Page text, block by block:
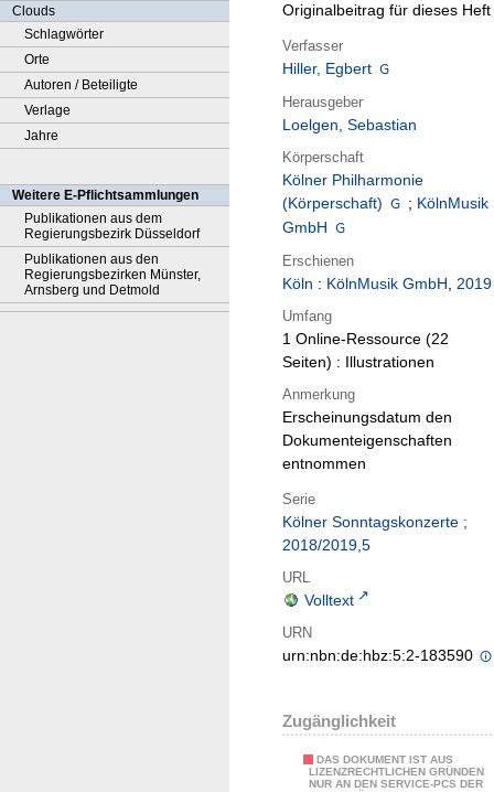
Clouds
Schlagwörter
Orte
Autoren / Beteiligte
Verlage
Jahre
Weitere E-Pflichtsammlungen
Publikationen aus dem
Regierungsbezirk Düsseldorf
Publikationen aus den
Regierungsbezirken Münster,
Arnsberg und Detmold
Originalbeitrag für dieses Heft
Verfasser
Hiller, Egbert
Herausgeber
Loelgen, Sebastian
Körperschaft
Kölner Philharmonie
(Körperschaft)
; KölnMusik
GmbH
Erschienen
Köln : KölnMusik GmbH, 2019
Umfang
1 Online-Ressource (22
Seiten) : Illustrationen
Anmerkung
Erscheinungsdatum den
Dokumenteigenschaften
entnommen
Serie
Kölner Sonntagskonzerte ;
2018/2019,5
URL
Volltext
URN
urn:nbn:de:hbz:5:2-183590
Zugänglichkeit
DAS DOKUMENT IST AUS
LIZENZRECHTLICHEN GRÜNDEN
NUR AN DEN SERVICE-PCS DER